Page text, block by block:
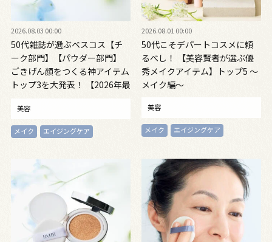
2026.08.03 00:00
50代雑誌が選ぶベスコス【チ
ーク部門】【パウダー部門】
ごきげん顔をつくる神アイテム
トップ3を大発表！ 【2026年最
美容
メイク エイジングケア
2026.08.01 00:00
50代こそデパートコスメに頼
るべし！ 【美容賢者が選ぶ優
秀メイクアイテム】トップ5 ～
メイク編～
美容
メイク エイジングケア